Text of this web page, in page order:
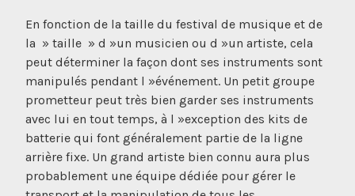
En fonction de la taille du festival de musique et de
la » taille » d »un musicien ou d »un artiste, cela
peut déterminer la façon dont ses instruments sont
manipulés pendant l »événement. Un petit groupe
prometteur peut très bien garder ses instruments
avec lui en tout temps, à l »exception des kits de
batterie qui font généralement partie de la ligne
arrière fixe. Un grand artiste bien connu aura plus
probablement une équipe dédiée pour gérer le